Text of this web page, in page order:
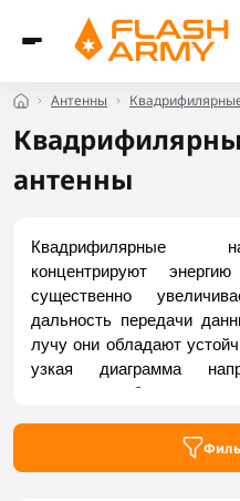
Антенны
антенны
Квадрифилярные
концентрируют
существенно
дальность передачи
лучу они обладают
узкая диаграмма
иммунитет к боковым и
БПЛА самолетного